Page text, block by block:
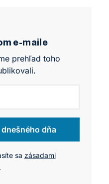
finančné ohodnotenie.
e-maile
prehľad toho
dňa
sa zásadami